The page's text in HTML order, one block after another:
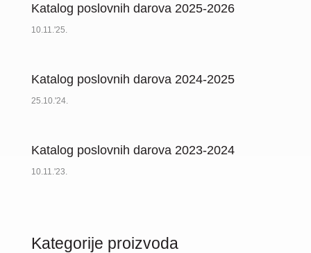
Katalog poslovnih darova 2025-2026
10.11.'25.
Katalog poslovnih darova 2024-2025
25.10.'24.
Katalog poslovnih darova 2023-2024
10.11.'23.
Kategorije proizvoda